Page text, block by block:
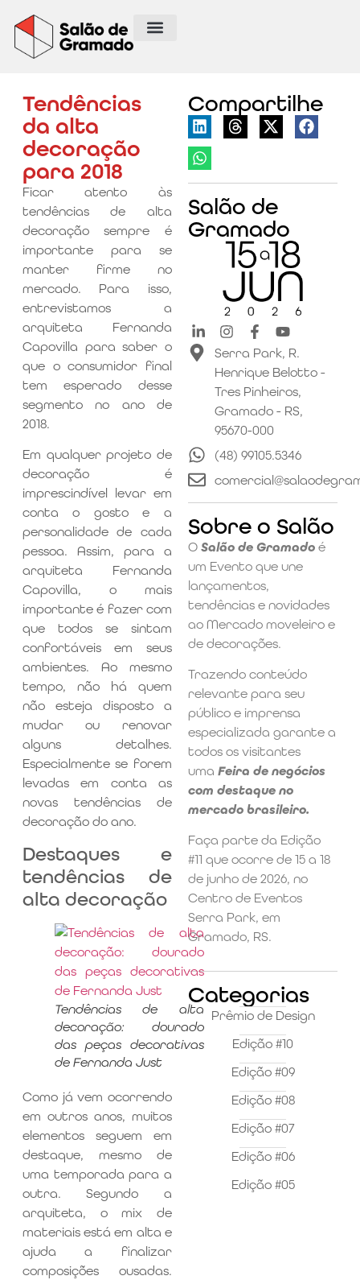
Compartilhe
Salão de
Gramado
Serra Park, R.
Henrique Belotto -
Tres Pinheiros,
Gramado - RS,
95670-000
(48) 99105.5346
Sobre o Salão
O Salão de Gramado é
um Evento que une
lançamentos,
tendências e novidades
ao Mercado moveleiro e
de decorações.
Trazendo conteúdo
relevante para seu
público e imprensa
especializada garante a
todos os visitantes
uma Feira de negócios
com destaque no
mercado brasileiro.
Faça parte da Edição
#11 que ocorre de 15 a 18
de junho de 2026, no
Centro de Eventos
Serra Park, em
Gramado, RS.
Categorias
Prêmio de Design
Edição #10
Edição #09
Edição #08
Edição #07
Edição #06
Edição #05
Tendências
da alta
decoração
para 2018
Ficar atento às
tendências de alta
decoração sempre é
importante para se
manter firme no
mercado. Para isso,
entrevistamos a
arquiteta Fernanda
Capovilla para saber o
que o consumidor final
tem esperado desse
segmento no ano de
2018.
Em qualquer projeto de
decoração é
imprescindível levar em
conta o gosto e a
personalidade de cada
pessoa. Assim, para a
arquiteta Fernanda
Capovilla, o mais
importante é fazer com
que todos se sintam
confortáveis em seus
ambientes. Ao mesmo
tempo, não há quem
não esteja disposto a
mudar ou renovar
alguns detalhes.
Especialmente se forem
levadas em conta as
novas tendências de
decoração do ano.
Destaques e
tendências de
alta decoração
Tendências de alta
decoração: dourado
das peças decorativas
de Fernanda Just
Como já vem ocorrendo
em outros anos, muitos
elementos seguem em
destaque, mesmo de
uma temporada para a
outra. Segundo a
arquiteta, o mix de
materiais está em alta e
ajuda a finalizar
composições ousadas.